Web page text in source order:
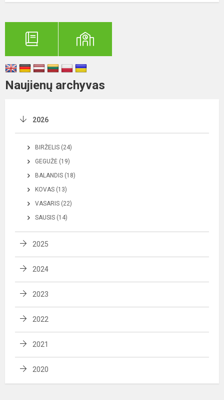
Naujienų archyvas
2026
BIRŽELIS (24)
GEGUŽĖ (19)
BALANDIS (18)
KOVAS (13)
VASARIS (22)
SAUSIS (14)
2025
2024
2023
2022
2021
2020